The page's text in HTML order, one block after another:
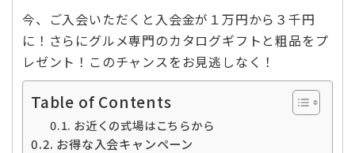
今、ご入会いただくと入会金が１万円から３千円
に！さらにグルメ専門のカタログギフトと粗品をプ
レゼント！このチャンスをお見逃しなく！
Table of Contents
お近くの式場はこちらから
お得な入会キャンペーン